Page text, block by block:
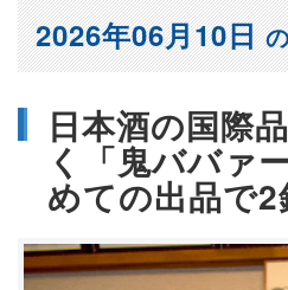
日本酒の国際
く「鬼ババァ
めての出品で2
2026年06月10日